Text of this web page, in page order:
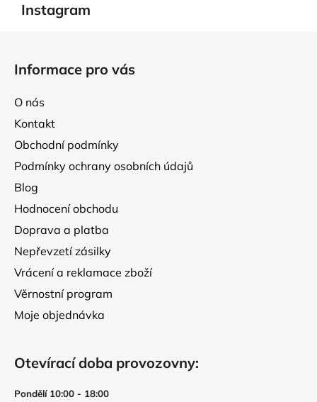
Instagram
Informace pro vás
O nás
Kontakt
Obchodní podmínky
Podmínky ochrany osobních údajů
Blog
Hodnocení obchodu
Doprava a platba
Nepřevzetí zásilky
Vrácení a reklamace zboží
Věrnostní program
Moje objednávka
Otevírací doba provozovny:
Pondělí 10:00 - 18:00